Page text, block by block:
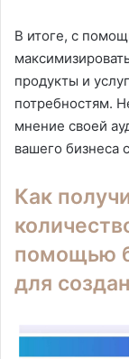
В итоге, с
продукты и
потребностям.
мнение своей
вашего бизнеса
Как
помощью
для